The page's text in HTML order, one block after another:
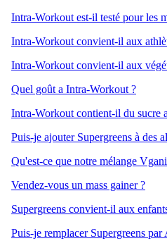
Intra-Workout est-il testé pour les
Intra-Workout convient-il aux
Intra-Workout convient-il aux
Quel goût a Intra-Workout ?
Intra-Workout contient-il du sucre
Puis-je ajouter Supergreens à des
Qu'est-ce que notre mélange
Vendez-vous un mass gainer ?
Supergreens convient-il aux
Puis-je remplacer Supergreens